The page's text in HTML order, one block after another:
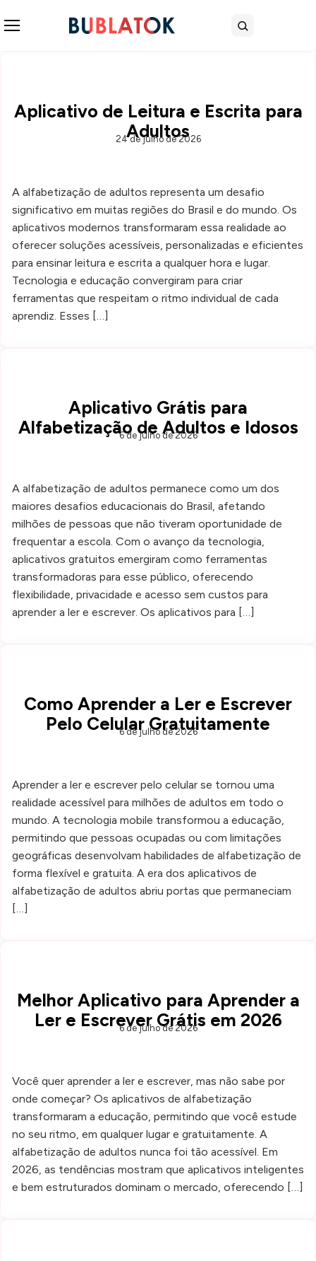
Buscar
Aplicativo de Leitura e Escrita para
Adultos
24 de julho de 2026
A alfabetização de adultos representa um desafio
significativo em muitas regiões do Brasil e do mundo. Os
aplicativos modernos transformaram essa realidade ao
oferecer soluções acessíveis, personalizadas e eficientes
para ensinar leitura e escrita a qualquer hora e lugar.
Tecnologia e educação convergiram para criar
ferramentas que respeitam o ritmo individual de cada
aprendiz. Esses […]
Aplicativo Grátis para
Alfabetização de Adultos e Idosos
6 de julho de 2026
A alfabetização de adultos permanece como um dos
maiores desafios educacionais do Brasil, afetando
milhões de pessoas que não tiveram oportunidade de
frequentar a escola. Com o avanço da tecnologia,
aplicativos gratuitos emergiram como ferramentas
transformadoras para esse público, oferecendo
flexibilidade, privacidade e acesso sem custos para
aprender a ler e escrever. Os aplicativos para […]
Como Aprender a Ler e Escrever
Pelo Celular Gratuitamente
6 de julho de 2026
Aprender a ler e escrever pelo celular se tornou uma
realidade acessível para milhões de adultos em todo o
mundo. A tecnologia mobile transformou a educação,
permitindo que pessoas ocupadas ou com limitações
geográficas desenvolvam habilidades de alfabetização de
forma flexível e gratuita. A era dos aplicativos de
alfabetização de adultos abriu portas que permaneciam
[…]
Melhor Aplicativo para Aprender a
Ler e Escrever Grátis em 2026
6 de julho de 2026
Você quer aprender a ler e escrever, mas não sabe por
onde começar? Os aplicativos de alfabetização
transformaram a educação, permitindo que você estude
no seu ritmo, em qualquer lugar e gratuitamente. A
alfabetização de adultos nunca foi tão acessível. Em
2026, as tendências mostram que aplicativos inteligentes
e bem estruturados dominam o mercado, oferecendo […]